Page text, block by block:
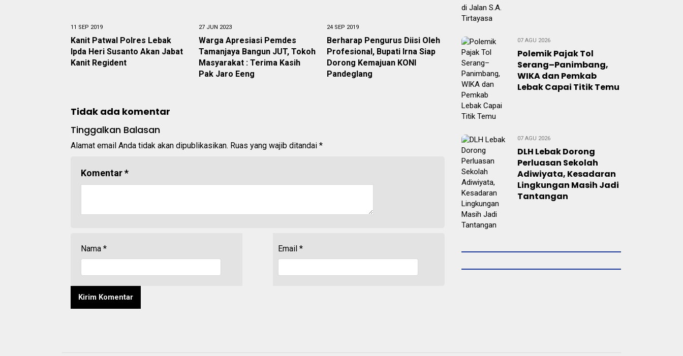
11 SEP 2019
Kanit Patwal Polres Lebak
Ipda Heri Susanto Akan Jabat
Kanit Regident
27 JUN 2023
Warga Apresiasi Pemdes
Tamanjaya Bangun JUT, Tokoh
Masyarakat : Terima Kasih
Pak Jaro Eeng
24 SEP 2019
Berharap Pengurus Diisi Oleh
Profesional, Bupati Irna Siap
Dorong Kemajuan KONI
Pandeglang
Tidak ada komentar
Tinggalkan Balasan
Alamat email Anda tidak akan dipublikasikan. Ruas yang wajib ditandai *
Komentar*
Nama * Email *
07 AGU 2026
Polemik Pajak Tol
Serang–Panimbang,
WIKA dan Pemkab
Lebak Capai Titik Temu
07 AGU 2026
DLH Lebak Dorong
Perluasan Sekolah
Adiwiyata, Kesadaran
Lingkungan Masih Jadi
Tantangan